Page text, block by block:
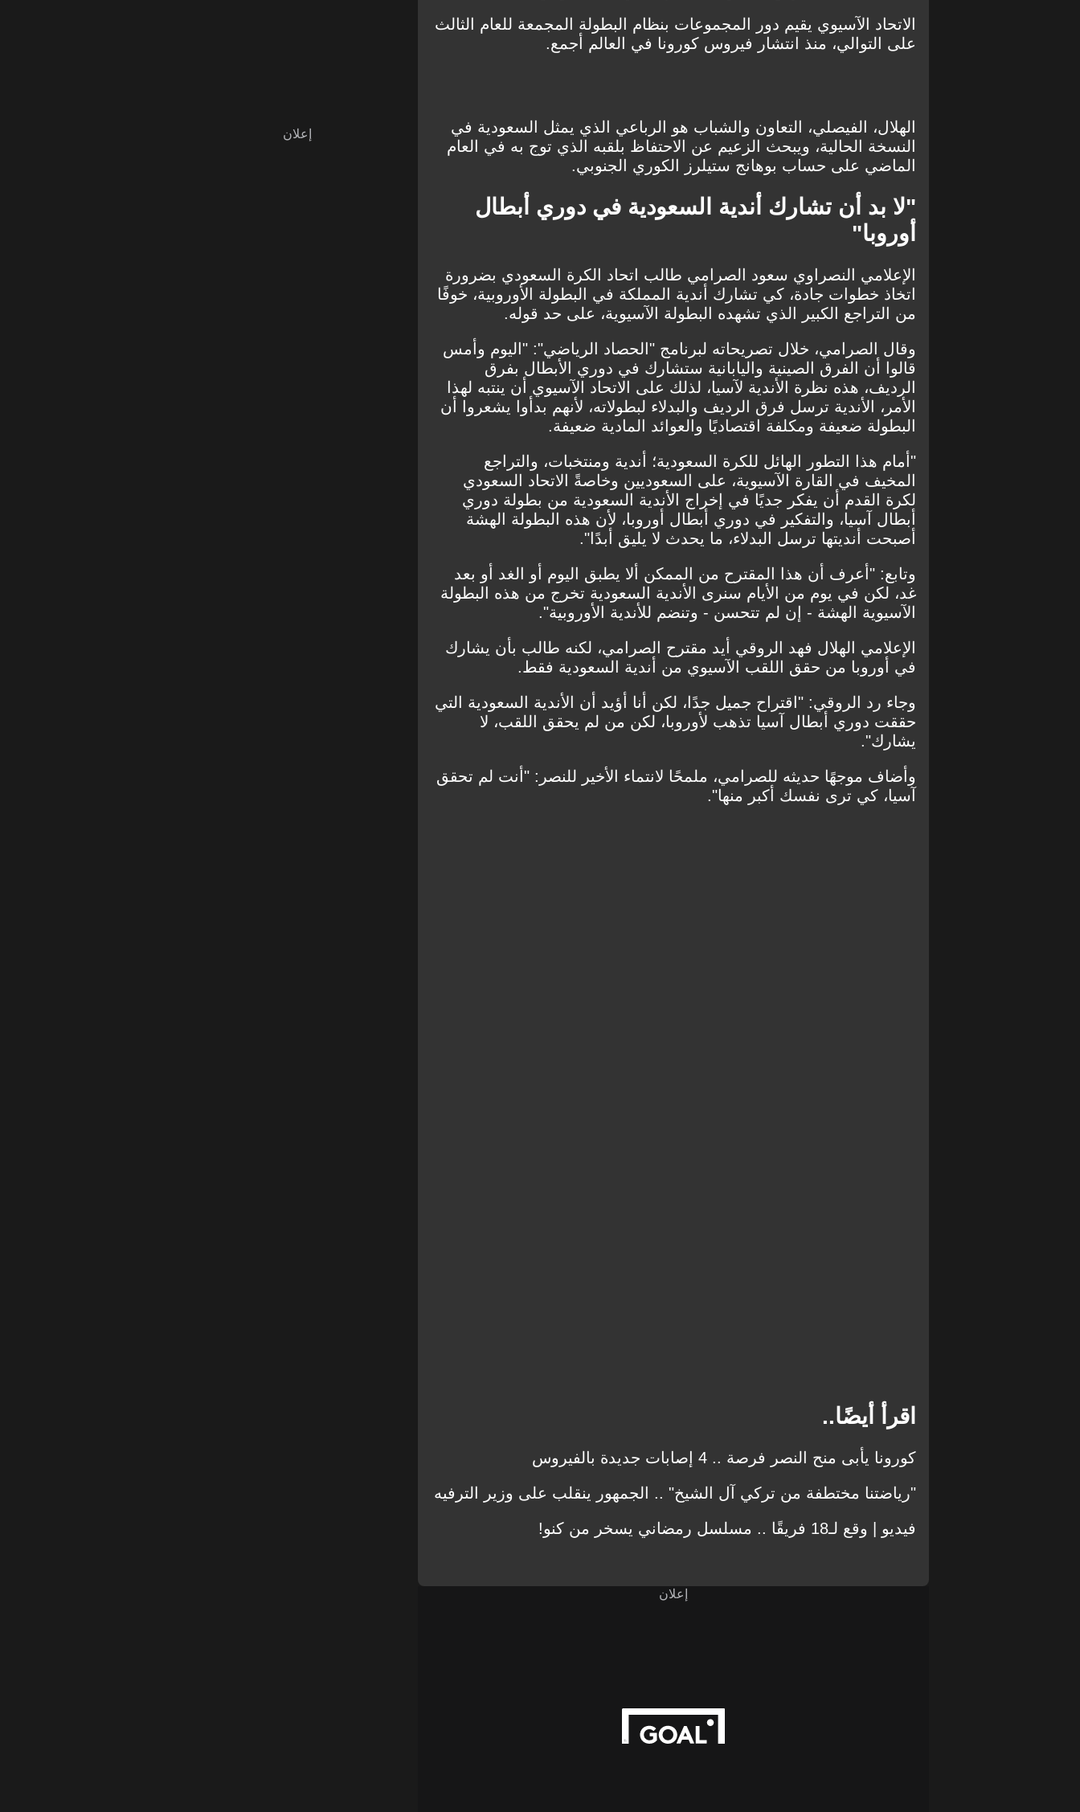
الاتحاد الآسيوي يقيم دور المجموعات بنظام البطولة المجمعة للعام الثالث
على التوالي، منذ انتشار فيروس كورونا في العالم أجمع.
الهلال، الفيصلي، التعاون والشباب هو الرباعي الذي يمثل السعودية في
النسخة الحالية، ويبحث الزعيم عن الاحتفاظ بلقبه الذي توج به في العام
الماضي على حساب بوهانج ستيلرز الكوري الجنوبي.
"لا بد أن تشارك أندية السعودية في دوري أبطال
أوروبا"
الإعلامي النصراوي سعود الصرامي طالب اتحاد الكرة السعودي بضرورة
اتخاذ خطوات جادة، كي تشارك أندية المملكة في البطولة الأوروبية، خوفًا
من التراجع الكبير الذي تشهده البطولة الآسيوية، على حد قوله.
وقال الصرامي، خلال تصريحاته لبرنامج "الحصاد الرياضي": "اليوم وأمس
قالوا أن الفرق الصينية واليابانية ستشارك في دوري الأبطال بفرق
الرديف، هذه نظرة الأندية لآسيا، لذلك على الاتحاد الآسيوي أن ينتبه لهذا
الأمر، الأندية ترسل فرق الرديف والبدلاء لبطولاته، لأنهم بدأوا يشعروا أن
البطولة ضعيفة ومكلفة اقتصاديًا والعوائد المادية ضعيفة.
"أمام هذا التطور الهائل للكرة السعودية؛ أندية ومنتخبات، والتراجع
المخيف في القارة الآسيوية، على السعوديين وخاصةً الاتحاد السعودي
لكرة القدم أن يفكر جديًا في إخراج الأندية السعودية من بطولة دوري
أبطال آسيا، والتفكير في دوري أبطال أوروبا، لأن هذه البطولة الهشة
أصبحت أنديتها ترسل البدلاء، ما يحدث لا يليق أبدًا".
وتابع: "أعرف أن هذا المقترح من الممكن ألا يطبق اليوم أو الغد أو بعد
غد، لكن في يوم من الأيام سنرى الأندية السعودية تخرج من هذه البطولة
الآسيوية الهشة - إن لم تتحسن - وتنضم للأندية الأوروبية".
الإعلامي الهلال فهد الروقي أيد مقترح الصرامي، لكنه طالب بأن يشارك
في أوروبا من حقق اللقب الآسيوي من أندية السعودية فقط.
وجاء رد الروقي: "اقتراح جميل جدًا، لكن أنا أؤيد أن الأندية السعودية التي
حققت دوري أبطال آسيا تذهب لأوروبا، لكن من لم يحقق اللقب، لا
يشارك".
وأضاف موجهًا حديثه للصرامي، ملمحًا لانتماء الأخير للنصر: "أنت لم تحقق
آسيا، كي ترى نفسك أكبر منها".
اقرأ أيضًا..
كورونا يأبى منح النصر فرصة .. 4 إصابات جديدة بالفيروس
"رياضتنا مختطفة من تركي آل الشيخ" .. الجمهور ينقلب على وزير الترفيه
فيديو | وقع لـ18 فريقًا .. مسلسل رمضاني يسخر من كنو!
إعلان